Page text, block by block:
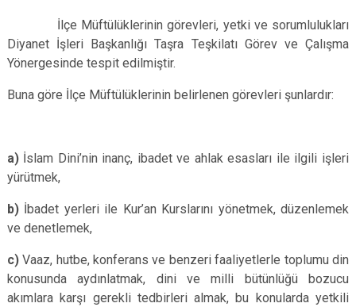
Buldan
Çameli
Serinhisar
Tavas
İlçe Müftülüklerinin görevleri, yetki ve sorumlulukları
Diyanet İşleri Başkanlığı Taşra Teşkilatı Görev ve Çalışma
Yönergesinde tespit edilmiştir.
Buna göre İlçe Müftülüklerinin belirlenen görevleri şunlardır:
a) İslam Dini’nin inanç, ibadet ve ahlak esasları ile ilgili işleri
yürütmek,
b) İbadet yerleri ile Kur’an Kurslarını yönetmek, düzenlemek
ve denetlemek,
c)Vaaz, hutbe, konferans ve benzeri faaliyetlerle toplumu din
konusunda aydınlatmak, dini ve milli bütünlüğü bozucu
akımlara karşı gerekli tedbirleri almak, bu konularda yetkili